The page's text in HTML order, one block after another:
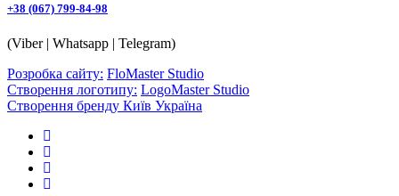
+38 (067) 799-84-98
(Viber | Whatsapp | Telegram)
Розробка сайту: FloMaster Studio
Створення логотипу: LogoMaster Studio
Створення бренду Київ Україна